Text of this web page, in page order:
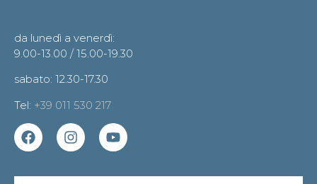
da lunedì a venerdì:
9.00-13.00 / 15.00-19.30
sabato: 12.30-17.30
Tel: +39 011 530 217